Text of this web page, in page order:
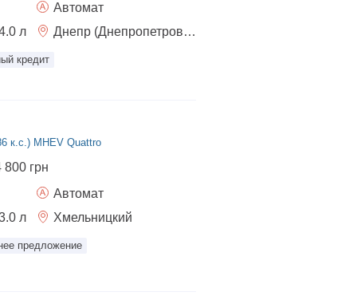
Автомат
л Днепр (Днепропетровск)
кредит
к.с.) MHEV Quattro
800 грн
Автомат
л Хмельницкий
предложение